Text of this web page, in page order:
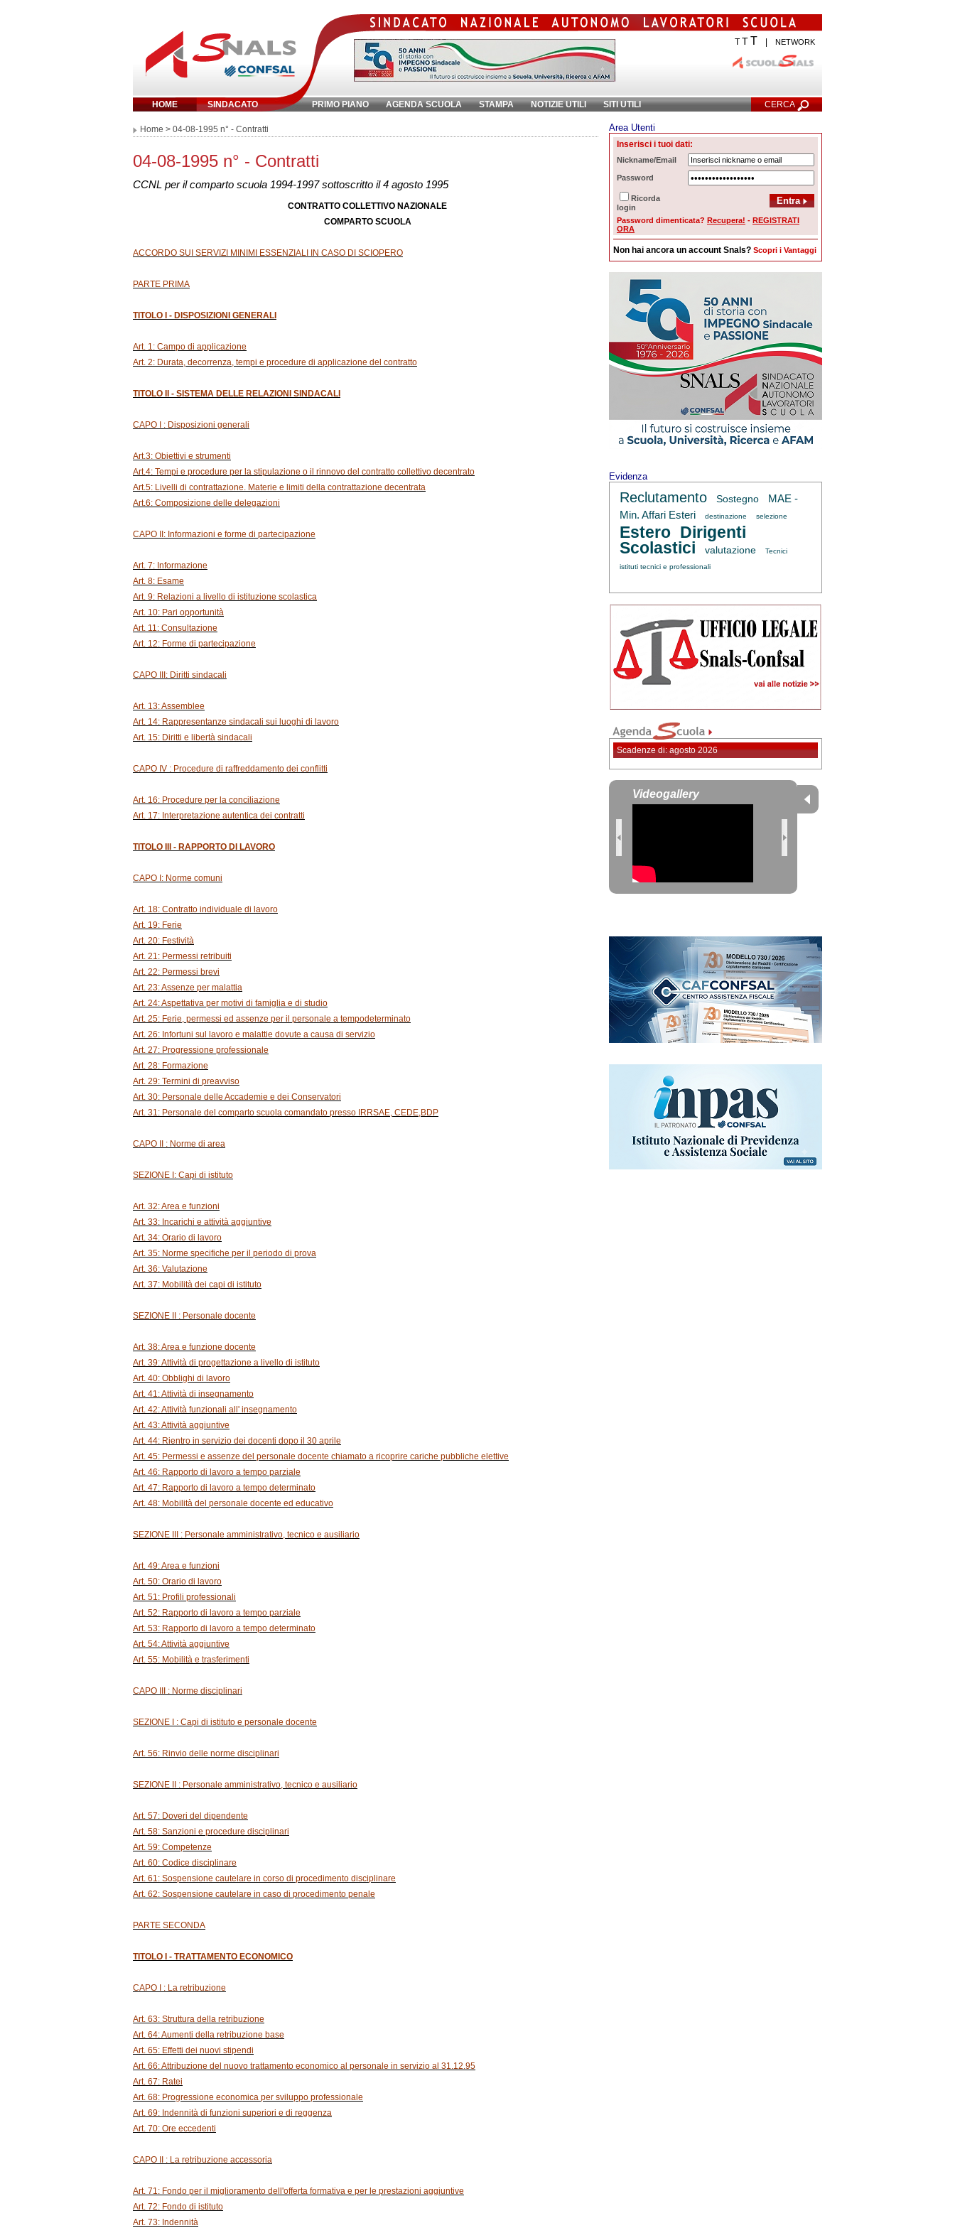
T TT NETWORK
HOME SINDACATO PRIMO PIANO AGENDA SCUOLA STAMPA NOTIZIE UTILI SITI UTILI CERCA
Inserisci parola chiave: Ricerca Avanzata
Home > 04-08-1995 n° - Contratti
04-08-1995 n° - Contratti
CCNL per il comparto scuola 1994-1997 sottoscritto il 4 agosto 1995
CONTRATTO COLLETTIVO NAZIONALE
COMPARTO SCUOLA
ACCORDO SUI SERVIZI MINIMI ESSENZIALI IN CASO DI SCIOPERO
PARTE PRIMA
TITOLO I - DISPOSIZIONI GENERALI
Art. 1: Campo di applicazione
Art. 2: Durata, decorrenza, tempi e procedure di applicazione del contratto
TITOLO II - SISTEMA DELLE RELAZIONI SINDACALI
CAPO I : Disposizioni generali
Art.3: Obiettivi e strumenti
Art.4: Tempi e procedure per la stipulazione o il rinnovo del contratto collettivo decentrato
Art.5: Livelli di contrattazione. Materie e limiti della contrattazione decentrata
Art.6: Composizione delle delegazioni
CAPO II: Informazioni e forme di partecipazione
Art. 7: Informazione
Art. 8: Esame
Art. 9: Relazioni a livello di istituzione scolastica
Art. 10: Pari opportunità
Art. 11: Consultazione
Art. 12: Forme di partecipazione
CAPO III: Diritti sindacali
Art. 13: Assemblee
Art. 14: Rappresentanze sindacali sui luoghi di lavoro
Art. 15: Diritti e libertà sindacali
CAPO IV : Procedure di raffreddamento dei conflitti
Art. 16: Procedure per la conciliazione
Art. 17: Interpretazione autentica dei contratti
TITOLO III - RAPPORTO DI LAVORO
CAPO I: Norme comuni
Art. 18: Contratto individuale di lavoro
Art. 19: Ferie
Art. 20: Festività
Art. 21: Permessi retribuiti
Art. 22: Permessi brevi
Art. 23: Assenze per malattia
Art. 24: Aspettativa per motivi di famiglia e di studio
Art. 25: Ferie, permessi ed assenze per il personale a tempodeterminato
Art. 26: Infortuni sul lavoro e malattie dovute a causa di servizio
Art. 27: Progressione professionale
Art. 28: Formazione
Art. 29: Termini di preavviso
Art. 30: Personale delle Accademie e dei Conservatori
Art. 31: Personale del comparto scuola comandato presso IRRSAE, CEDE,BDP
CAPO II : Norme di area
SEZIONE I: Capi di istituto
Art. 32: Area e funzioni
Art. 33: Incarichi e attività aggiuntive
Art. 34: Orario di lavoro
Art. 35: Norme specifiche per il periodo di prova
Art. 36: Valutazione
Art. 37: Mobilità dei capi di istituto
SEZIONE II : Personale docente
Art. 38: Area e funzione docente
Art. 39: Attività di progettazione a livello di istituto
Art. 40: Obblighi di lavoro
Art. 41: Attività di insegnamento
Art. 42: Attività funzionali all' insegnamento
Art. 43: Attività aggiuntive
Art. 44: Rientro in servizio dei docenti dopo il 30 aprile
Art. 45: Permessi e assenze del personale docente chiamato a ricoprire cariche pubbliche elettive
Art. 46: Rapporto di lavoro a tempo parziale
Art. 47: Rapporto di lavoro a tempo determinato
Art. 48: Mobilità del personale docente ed educativo
SEZIONE III : Personale amministrativo, tecnico e ausiliario
Art. 49: Area e funzioni
Art. 50: Orario di lavoro
Art. 51: Profili professionali
Art. 52: Rapporto di lavoro a tempo parziale
Art. 53: Rapporto di lavoro a tempo determinato
Art. 54: Attività aggiuntive
Art. 55: Mobilità e trasferimenti
CAPO III : Norme disciplinari
SEZIONE I : Capi di istituto e personale docente
Art. 56: Rinvio delle norme disciplinari
SEZIONE II : Personale amministrativo, tecnico e ausiliario
Art. 57: Doveri del dipendente
Art. 58: Sanzioni e procedure disciplinari
Art. 59: Competenze
Art. 60: Codice disciplinare
Art. 61: Sospensione cautelare in corso di procedimento disciplinare
Art. 62: Sospensione cautelare in caso di procedimento penale
PARTE SECONDA
TITOLO I - TRATTAMENTO ECONOMICO
CAPO I : La retribuzione
Art. 63: Struttura della retribuzione
Art. 64: Aumenti della retribuzione base
Art. 65: Effetti dei nuovi stipendi
Art. 66: Attribuzione del nuovo trattamento economico al personale in servizio al 31.12.95
Art. 67: Ratei
Art. 68: Progressione economica per sviluppo professionale
Art. 69: Indennità di funzioni superiori e di reggenza
Art. 70: Ore eccedenti
CAPO II : La retribuzione accessoria
Art. 71: Fondo per il miglioramento dell'offerta formativa e per le prestazioni aggiuntive
Art. 72: Fondo di istituto
Art. 73: Indennità
Area Utenti
Inserisci i tuoi dati:
Nickname/Email
Password
Ricorda
login
Password dimenticata? Recupera! - REGISTRATI
ORA
Non hai ancora un account Snals? Scopri i Vantaggi
Evidenza
Reclutamento Sostegno
MAE -
Min. Affari Esteri
destinazione selezione
Estero Dirigenti
Scolastici
valutazione
Tecnici
istituti tecnici e professionali
Scadenze di: agosto 2026
Videogallery